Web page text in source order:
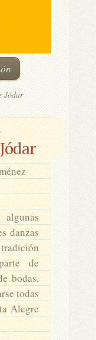
Jódar
danzas
de
bodas,
todas
Alegre